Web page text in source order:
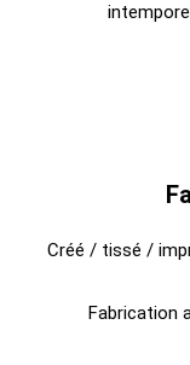
Créé / tissé /
Fabrication